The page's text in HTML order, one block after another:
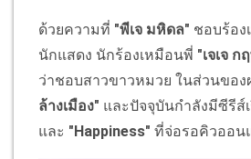
ด้วยความที่ "พีเจ มหิดล" ชอบร้อง
นักแสดง นักร้องเหมือนพี่ "เจเจ
ว่าชอบสาวขาวหมวย ในส่วนของ
ล้างเมือง" และปัจจุบันกำลังมีซีรีส์
และ "Happiness"ที่จ่อรอคิวออน